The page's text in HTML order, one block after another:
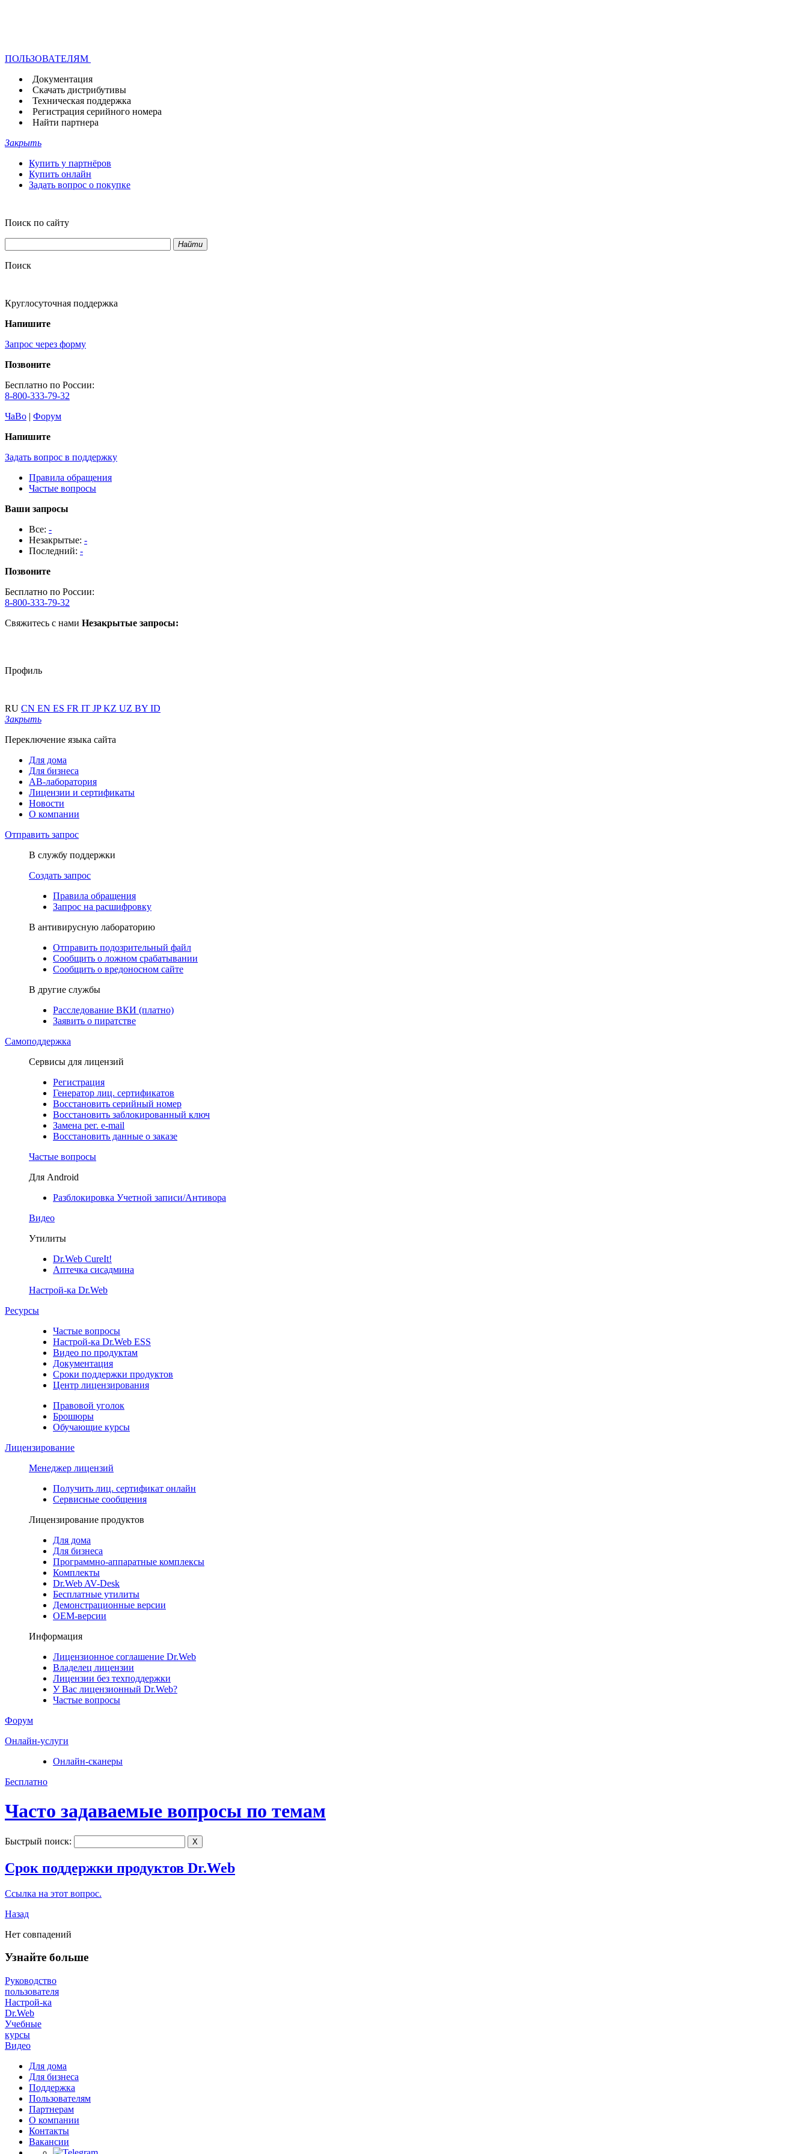
ПОЛЬЗОВАТЕЛЯМ
Документация
Скачать дистрибутивы
Техническая поддержка
Регистрация серийного номера
Найти партнера
Закрыть
Купить у партнёров
Купить онлайн
Задать вопрос о покупке
Поиск по сайту
Найти
Поиск
Круглосуточная поддержка
Напишите
Запрос через форму
Позвоните
Бесплатно по России:
8-800-333-79-32
ЧаВо | Форум
Напишите
Задать вопрос в поддержку
Правила обращения
Частые вопросы
Ваши запросы
Все: -
Незакрытые: -
Последний: -
Позвоните
Бесплатно по России:
8-800-333-79-32
Свяжитесь с нами Незакрытые запросы:
Профиль
RU CN EN ES FR IT JPKZ UZ BY ID
Закрыть
Переключение языка сайта
Для дома
Для бизнеса
АВ-лаборатория
Лицензии и сертификаты
Новости
О компании
Отправить запрос
В службу поддержки
Создать запрос
Правила обращения
Запрос на расшифровку
В антивирусную лабораторию
Отправить подозрительный файл
Сообщить о ложном срабатывании
Сообщить о вредоносном сайте
В другие службы
Расследование ВКИ (платно)
Заявить о пиратстве
Самоподдержка
Сервисы для лицензий
Регистрация
Генератор лиц. сертификатов
Восстановить серийный номер
Восстановить заблокированный ключ
Замена рег. e-mail
Восстановить данные о заказе
Частые вопросы
Для Android
Разблокировка Учетной записи/Антивора
Видео
Утилиты
Dr.Web CureIt!
Аптечка сисадмина
Настрой-ка Dr.Web
Ресурсы
Частые вопросы
Настрой-ка Dr.Web ESS
Видео по продуктам
Документация
Сроки поддержки продуктов
Центр лицензирования
Правовой уголок
Брошюры
Обучающие курсы
Лицензирование
Менеджер лицензий
Получить лиц. сертификат онлайн
Сервисные сообщения
Лицензирование продуктов
Для дома
Для бизнеса
Программно-аппаратные комплексы
Комплекты
Dr.Web AV-Desk
Бесплатные утилиты
Демонстрационные версии
ОЕМ-версии
Информация
Лицензионное соглашение Dr.Web
Владелец лицензии
Лицензии без техподдержки
У Вас лицензионный Dr.Web?
Частые вопросы
Форум
Онлайн-услуги
Онлайн-сканеры
Бесплатно
Часто задаваемые вопросы по темам
Быстрый поиск: X
Срок поддержки продуктов Dr.Web
Ссылка на этот вопрос.
Назад
Нет совпадений
Узнайте больше
Руководство
пользователя
Настрой-ка
Dr.Web
Учебные
курсы
Видео
Для дома
Для бизнеса
Поддержка
Пользователям
Партнерам
О компании
Контакты
Вакансии